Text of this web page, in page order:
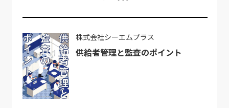
株式会社シーエムプラス
供給者管理と監査のポイント